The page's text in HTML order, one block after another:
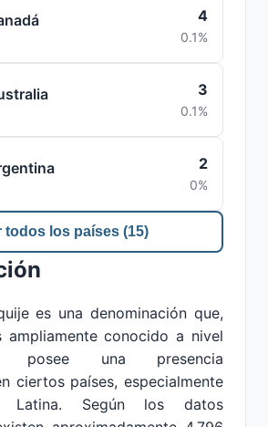
4
0.1%
3
0.1%
2
0%
todos los países (15)
es una denominación que,
ampliamente conocido a nivel
posee una presencia
ciertos países, especialmente
Latina. Según los datos